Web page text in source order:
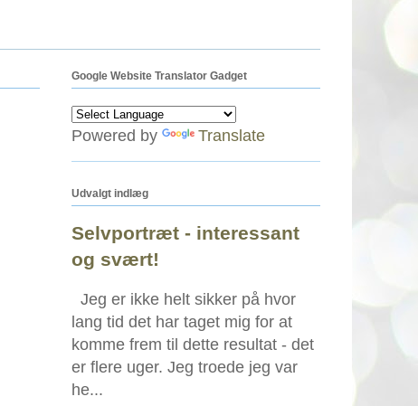
Google Website Translator Gadget
Powered by Translate
Udvalgt indlæg
Selvportræt - interessant
og svært!
Jeg er ikke helt sikker på hvor
lang tid det har taget mig for at
komme frem til dette resultat - det
er flere uger. Jeg troede jeg var
he...